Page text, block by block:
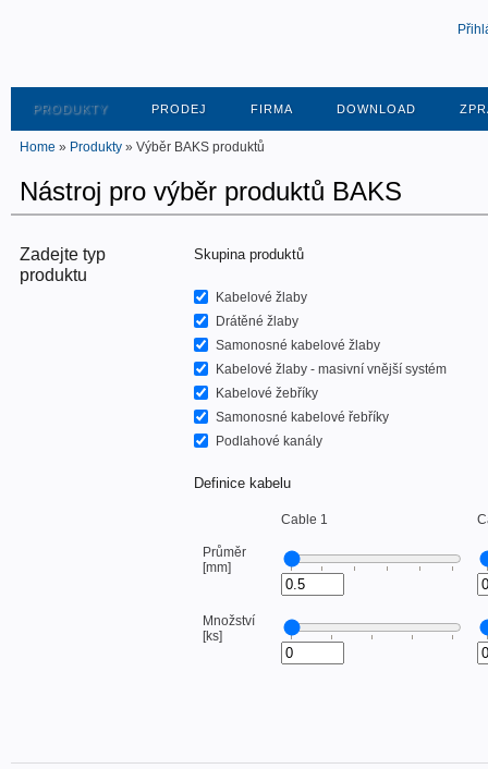
PRODUKTY PRODEJ FIRMA DOWNLOAD
Home » Produkty » Výběr BAKS produktů
Nástroj pro výběr produktů BAKS
Zadejte typ
produktu
Skupina produktů
Kabelové žlaby
Drátěné žlaby
Samonosné kabelové žlaby
Kabelové žlaby - masivní vnější systém
Kabelové žebříky
Samonosné kabelové řebříky
Podlahové kanály
Definice kabelu
Cable 1
Průměr
[mm]
Množství
[ks]